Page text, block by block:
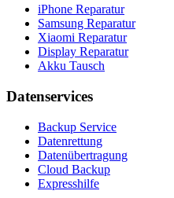
iPhone Reparatur
Samsung Reparatur
Xiaomi Reparatur
Display Reparatur
Akku Tausch
Datenservices
Backup Service
Datenrettung
Datenübertragung
Cloud Backup
Expresshilfe